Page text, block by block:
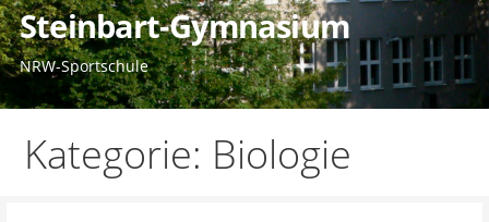
Steinbart-Gymnasium
NRW-Sportschule
Kategorie: Biologie